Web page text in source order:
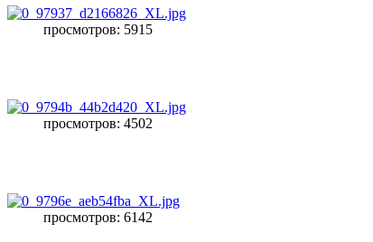
просмотров: 5915
просмотров: 4502
просмотров: 6142